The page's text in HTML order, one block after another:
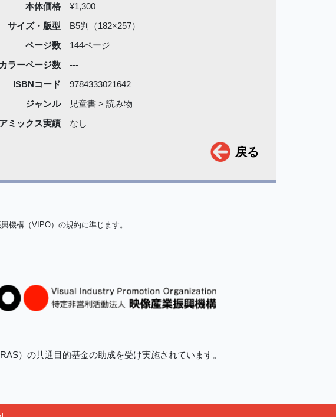
本体価格
¥1,300
サイズ・版型
B5判（182×257）
ページ数
144ページ
ラーページ数
---
ISBNコード
9784333021642
ジャンル
児童書 > 読み物
ミックス実績 なし
戻る
機構（VIPO）の規約に準じます。
）の共通目的基金の助成を受け実施されています。